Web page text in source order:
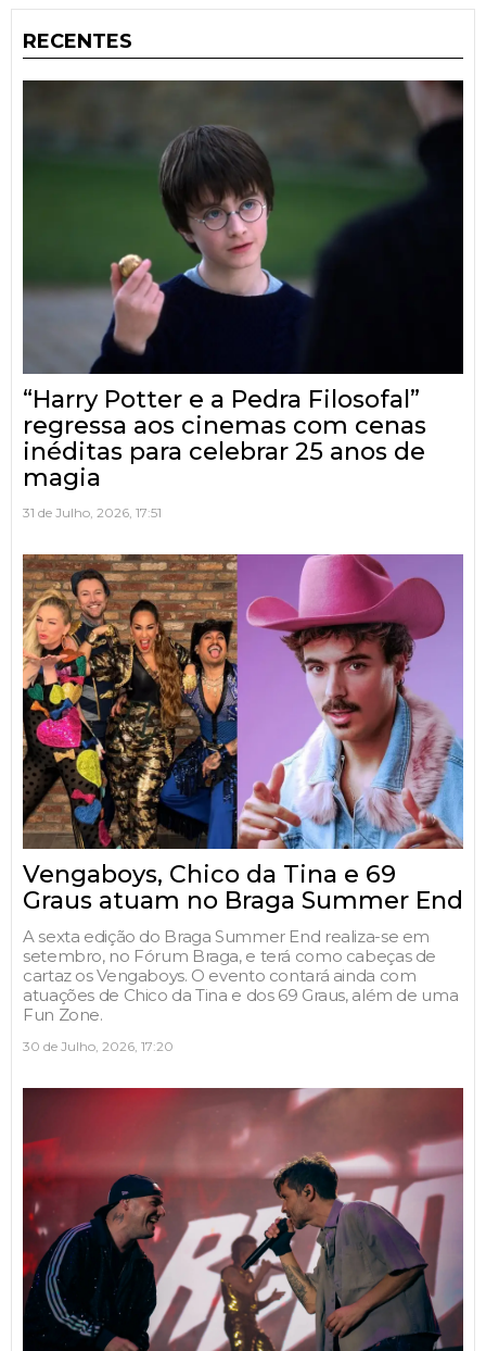
RECENTES
“Harry Potter e a Pedra Filosofal”
regressa aos cinemas com cenas
inéditas para celebrar 25 anos de
magia
31 de Julho, 2026, 17:51
Vengaboys, Chico da Tina e 69
Graus atuam no Braga Summer End
A sexta edição do Braga Summer End realiza-se em
setembro, no Fórum Braga, e terá como cabeças de
cartaz os Vengaboys. O evento contará ainda com
atuações de Chico da Tina e dos 69 Graus, além de uma
Fun Zone.
30 de Julho, 2026, 17:20